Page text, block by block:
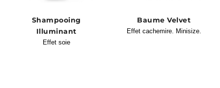
Shampooing
Illuminant
Effet soie
Baume Velvet
Effet cachemire. Minisize.